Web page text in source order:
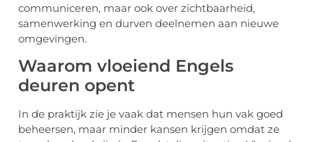
communiceren, maar ook over zichtbaarheid,
samenwerking en durven deelnemen aan nieuwe
omgevingen.
Waarom vloeiend Engels
deuren opent
In de praktijk zie je vaak dat mensen hun vak goed
beheersen, maar minder kansen krijgen omdat ze